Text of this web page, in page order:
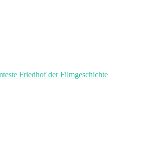
Friedhof der Filmgeschichte